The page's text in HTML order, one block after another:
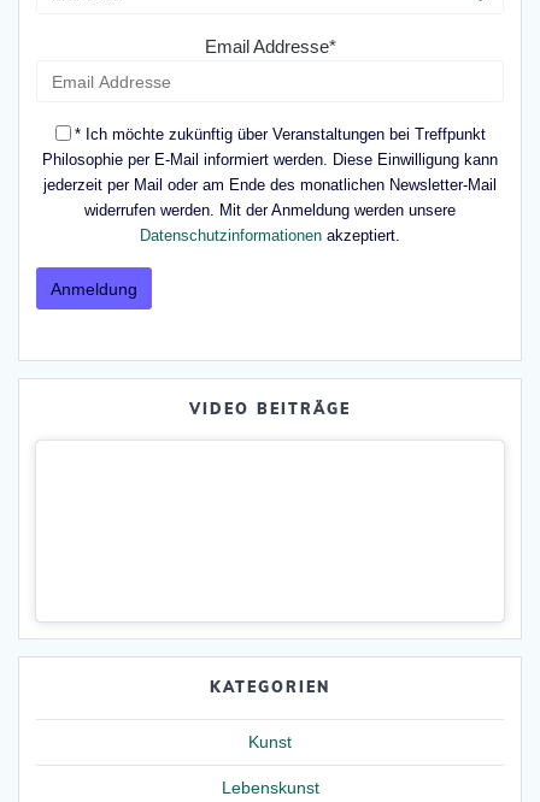
Email Addresse*
* Ich möchte zukünftig über Veranstaltungen bei Treffpunkt
Philosophie per E-Mail informiert werden. Diese Einwilligung kann
jederzeit per Mail oder am Ende des monatlichen Newsletter-Mail
widerrufen werden. Mit der Anmeldung werden unsere
Datenschutzinformationen akzeptiert.
VIDEO BEITRÄGE
KATEGORIEN
Kunst
Lebenskunst